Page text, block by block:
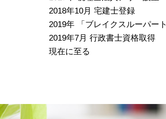
2018年10月 宅建士登録
2019年 「ブレイクスルーパー
2019年7月 行政書士資格取得
現在に至る